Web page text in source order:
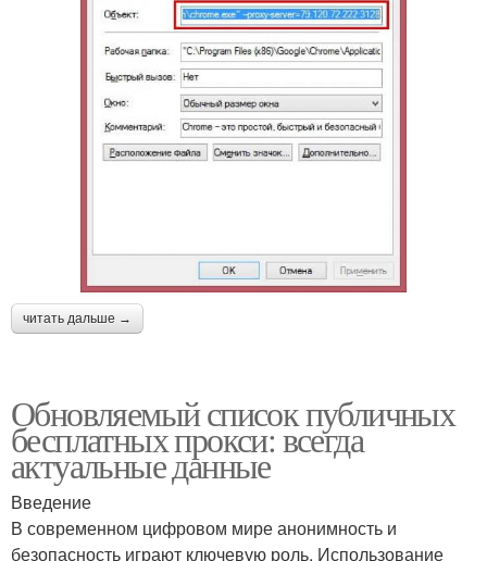
читать дальше →
Обновляемый список публичных
бесплатных прокси: всегда
актуальные данные
Введение
В современном цифровом мире анонимность и
безопасность играют ключевую роль. Использование